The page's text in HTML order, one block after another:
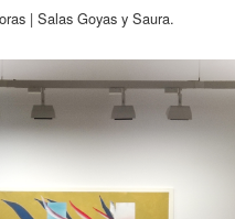
| Salas Goyas y Saura.